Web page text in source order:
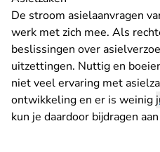
De stroom asielaanvragen
werk met zich mee. Als
beslissingen over
uitzettingen. Nuttig en
niet veel ervaring met
ontwikkeling en er is weinig
kun je daardoor bijdragen